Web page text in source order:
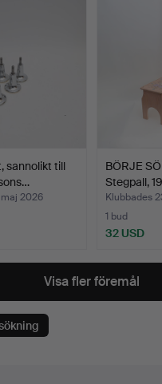
sannolikt till
2026
BÖRJE
Stegpall,
Klubbades
1 bud
32 USD
Visa fler föremål